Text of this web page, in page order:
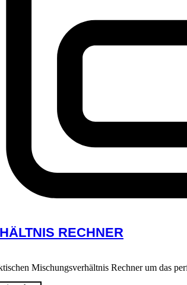
RECHNER
Mischungsverhältnis Rechner um das